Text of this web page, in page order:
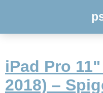
iPad Pro
2018) –